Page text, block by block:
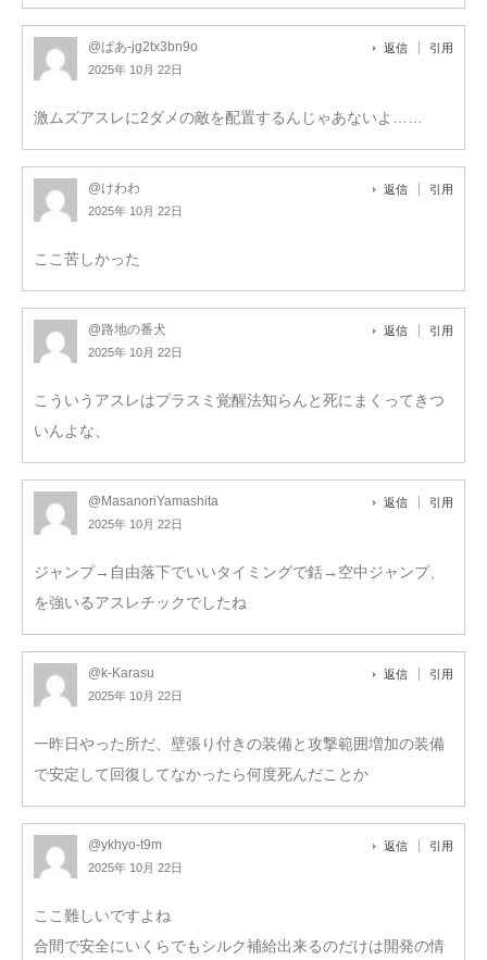
@ぱあ-jg2tx3bn9o
2025年 10月 22日
返信 引用
激ムズアスレに2ダメの敵を配置するんじゃあないよ……
@けわわ
2025年 10月 22日
返信 引用
ここ苦しかった
@路地の番犬
2025年 10月 22日
返信 引用
こういうアスレはプラスミ覚醒法知らんと死にまくってきつ
いんよな、
@MasanoriYamashita
2025年 10月 22日
返信 引用
ジャンプ→自由落下でいいタイミングで銛→空中ジャンプ、
を強いるアスレチックでしたね
@k-Karasu
2025年 10月 22日
返信 引用
一昨日やった所だ、壁張り付きの装備と攻撃範囲増加の装備
で安定して回復してなかったら何度死んだことか
@ykhyo-t9m
2025年 10月 22日
返信 引用
ここ難しいですよね
合間で安全にいくらでもシルク補給出来るのだけは開発の情